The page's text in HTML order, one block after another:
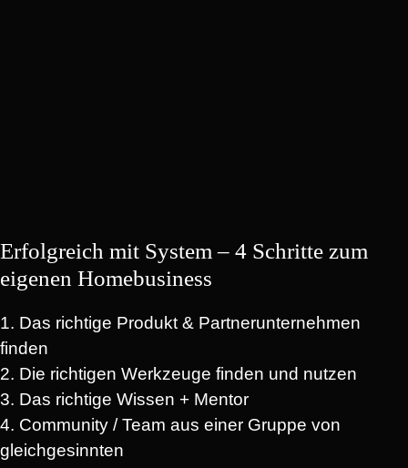
Erfolgreich mit System – 4 Schritte zum
eigenen Homebusiness
1. Das richtige Produkt & Partnerunternehmen
finden
2. Die richtigen Werkzeuge finden und nutzen
3. Das richtige Wissen + Mentor
4. Community / Team aus einer Gruppe von
gleichgesinnten